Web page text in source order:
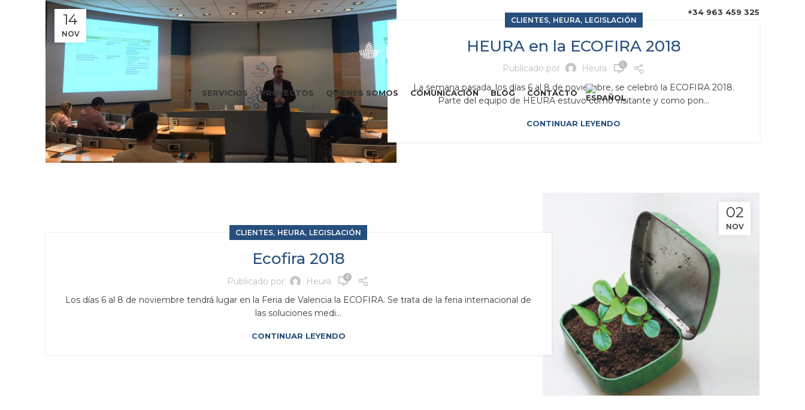
+34 963 459 325
SERVICIOS PROYECTOS QUIÉNES SOMOS COMUNICACIÓN BLOG CONTACTO
14
NOV
CLIENTES, HEURA, LEGISLACIÓN
HEURA en la ECOFIRA 2018
Publicado por Heura 0
La semana pasada, los días 6 al 8 de noviembre, se celebró la ECOFIRA 2018.
Parte del equipo de HEURA estuvo como visitante y como pon...
CONTINUAR LEYENDO
02
NOV
CLIENTES, HEURA, LEGISLACIÓN
Ecofira 2018
Publicado por Heura 0
Los días 6 al 8 de noviembre tendrá lugar en la Feria de Valencia la ECOFIRA. Se trata de la feria internacional de
las soluciones medi...
CONTINUAR LEYENDO